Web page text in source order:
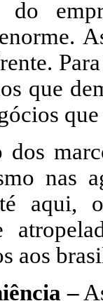
do
que
dos
nas
aqui,
aos
–